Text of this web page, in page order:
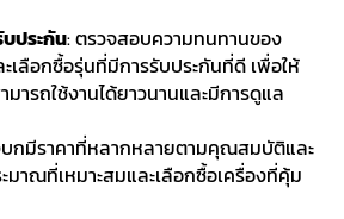
ประกัน: ตรวจสอบความทนทานของ
เลือกซื้อรุ่นที่มีการรับประกันที่ดี เพื่อให้
มารถใช้งานได้ยาวนานและมีการดูแล
บกมีราคาที่หลากหลายตามคุณสมบัติและ
าณที่เหมาะสมและเลือกซื้อเครื่องที่คุ้ม